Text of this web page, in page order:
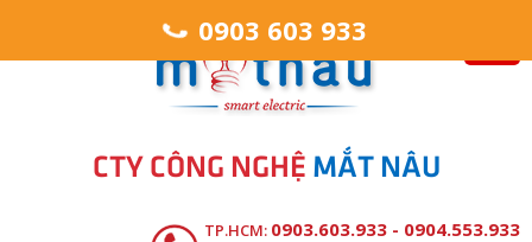
CTY CÔNG NGHỆ MẮT NÂU
TP.HCM: 0903.603.933 - 0904.553.933
0903 603 933